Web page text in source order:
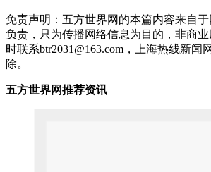
免责声明：五方世界网的本篇内容来自
负责，只为传播网络信息为目的，非商
时联系btr2031@163.com，上海热线新闻
除。
五方世界网推荐资讯